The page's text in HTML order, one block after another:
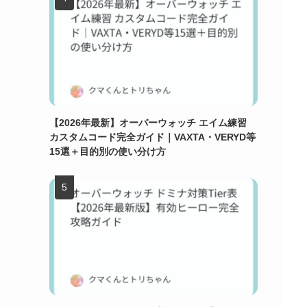
【2026年最新】オーバーウォッチ エイム練習
カスタムコード完全ガイド｜VAXTA・VERYD等
15選＋目的別の使い分け方